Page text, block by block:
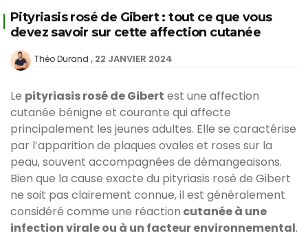
Pityriasis rosé de Gibert : tout ce que vous
devez savoir sur cette affection cutanée
Théo Durand 22 JANVIER 2024
Le pityriasis rosé de Gibert est une affection
cutanée bénigne et courante qui affecte
principalement les jeunes adultes. Elle se caractérise
par l’apparition de plaques ovales et roses sur la
peau, souvent accompagnées de démangeaisons.
Bien que la cause exacte du pityriasis rosé de Gibert
ne soit pas clairement connue, il est généralement
considéré comme une réaction cutanée à une
infection virale ou à un facteur environnemental.